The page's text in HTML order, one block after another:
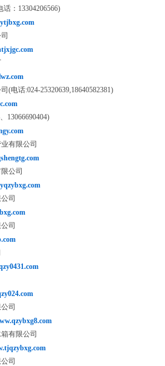
：13304206566)
(电话:024-25320639,18640582381)
13066690404)
有限公司
公司
司
司
司
有限公司
司